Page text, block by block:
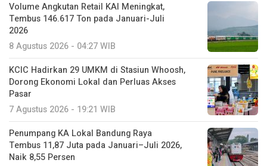
Volume Angkutan Retail KAI Meningkat,
Tembus 146.617 Ton pada Januari-Juli
2026
8 Agustus 2026 - 04:27 WIB
KCIC Hadirkan 29 UMKM di Stasiun Whoosh,
Dorong Ekonomi Lokal dan Perluas Akses
Pasar
7 Agustus 2026 - 19:21 WIB
Penumpang KA Lokal Bandung Raya
Tembus 11,87 Juta pada Januari–Juli 2026,
Naik 8,55 Persen